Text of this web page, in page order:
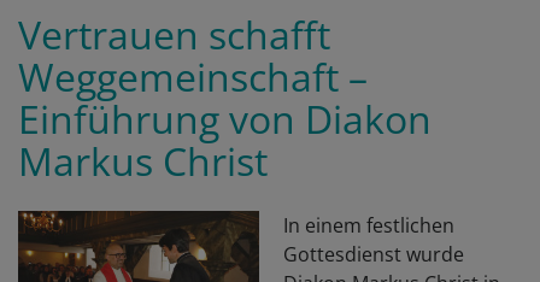
Vertrauen schafft
Weggemeinschaft –
Einführung von Diakon
Markus Christ
In einem festlichen
Gottesdienst wurde